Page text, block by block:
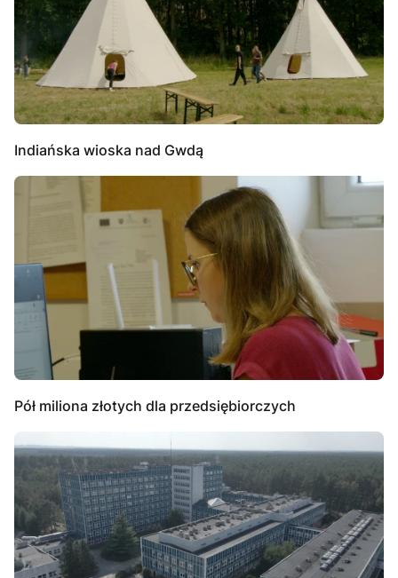
Indiańska wioska nad Gwdą
Pół miliona złotych dla przedsiębiorczych